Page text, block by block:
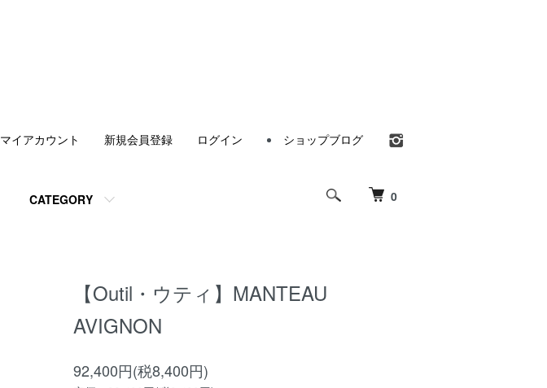
0
CATEGORY
マイアカウント 新規会員登録 ログイン ショップブログ
【Outil・ウティ】MANTEAU
AVIGNON
92,400円(税8,400円)